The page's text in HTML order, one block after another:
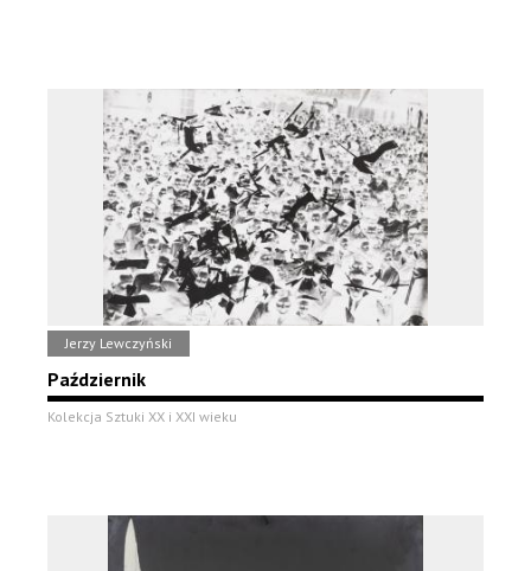
Jerzy Lewczyński
Październik
Kolekcja Sztuki XX i XXI wieku